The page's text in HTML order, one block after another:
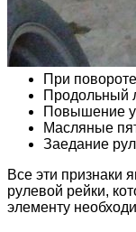
При
Продольный
Повышение
Масляные
Заедание
Все эти признаки
рулевой рейки,
элементу